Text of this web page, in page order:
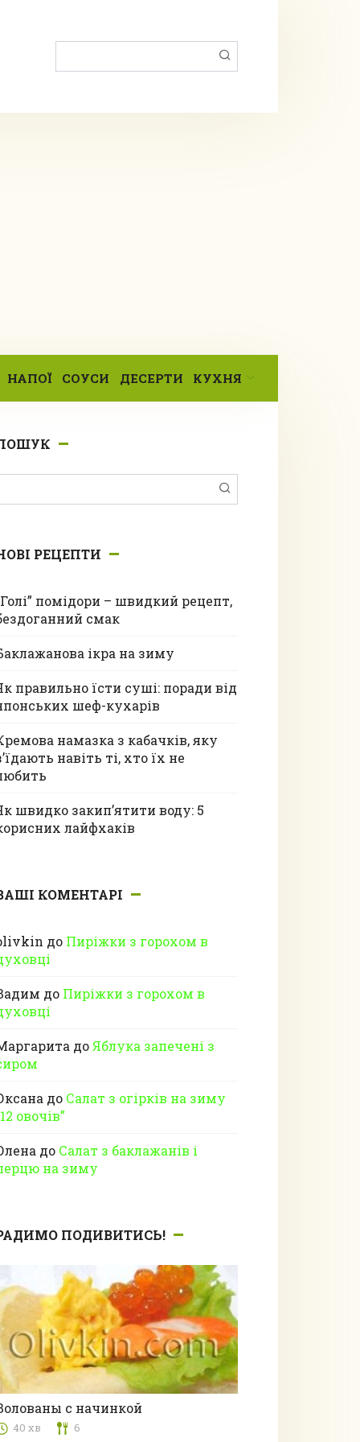
НАПОЇ СОУСИ ДЕСЕРТИ КУХНЯ
РЕЦЕПТИ
помідори – швидкий рецепт,
смак
ікра на зиму
правильно їсти суші: поради від
шеф-кухарів
намазка з кабачків, яку
навіть ті, хто їх не
швидко закип’ятити воду: 5
лайфхаків
КОМЕНТАРІ
до Пиріжки з горохом в
до Пиріжки з горохом в
доЯблука запечені з
до Салат з огірків на зиму
овочів”
до Салат з баклажанів і
на зиму
ПОДИВИТИСЬ!
з рибою та морепродуктами
с начинкой
40 хв 6